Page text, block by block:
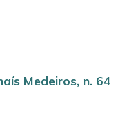
Medeiros, n. 64